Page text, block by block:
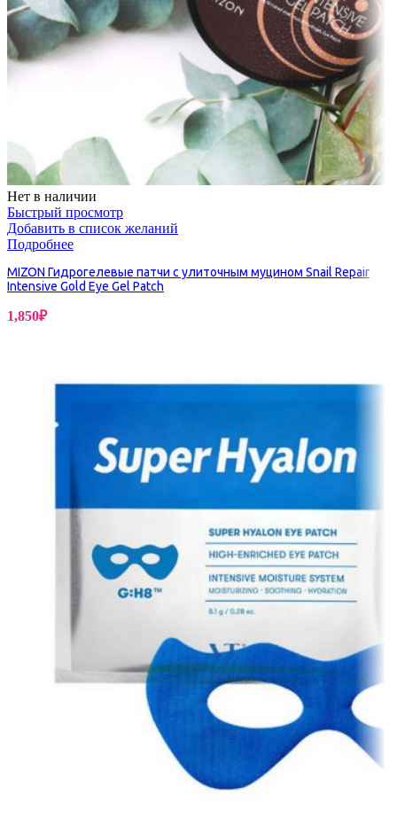
Нет в наличии
Быстрый просмотр
Добавить в список желаний
Подробнее
MIZON Гидрогелевые патчи с улиточным муцином Snail Repair
Intensive Gold Eye Gel Patch
1,850₽